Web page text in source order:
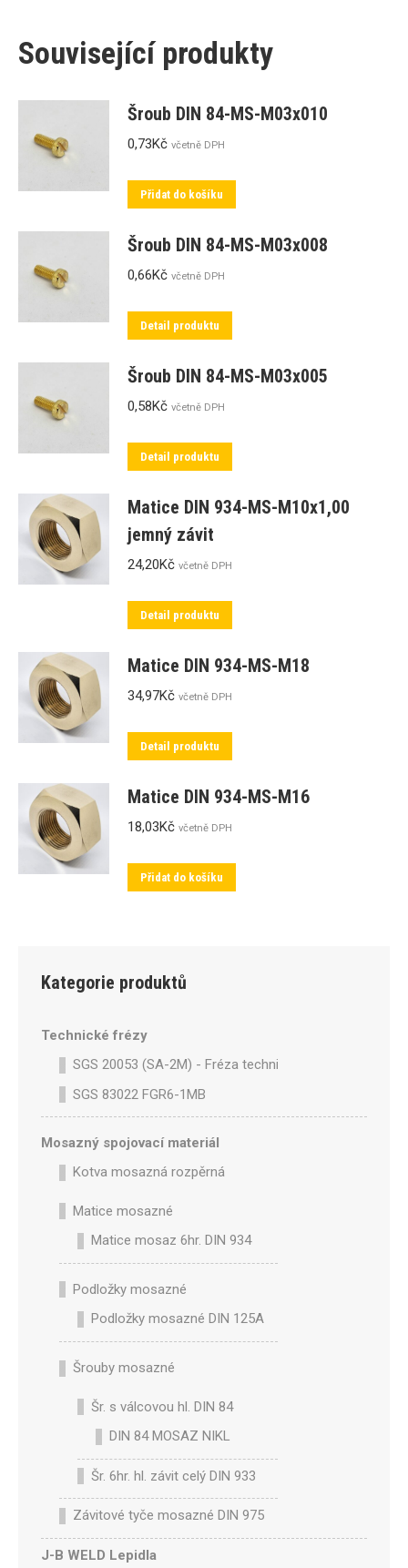
Související produkty
Šroub DIN 84-MS-M03x010
0,73Kč včetně DPH
Přidat do košíku
Šroub DIN 84-MS-M03x008
0,66Kč včetně DPH
Detail produktu
Šroub DIN 84-MS-M03x005
0,58Kč včetně DPH
Detail produktu
Matice DIN 934-MS-M10x1,00
jemný závit
24,20Kč včetně DPH
Detail produktu
Matice DIN 934-MS-M18
34,97Kč včetně DPH
Detail produktu
Matice DIN 934-MS-M16
18,03Kč včetně DPH
Přidat do košíku
Kategorie produktů
Technické frézy
SGS 20053 (SA-2M) - Fréza technická SA-2M válcová
SGS 83022 FGR6-1MB
Mosazný spojovací materiál
Kotva mosazná rozpěrná
Matice mosazné
Matice mosaz 6hr. DIN 934
Podložky mosazné
Podložky mosazné DIN 125A
Šrouby mosazné
Šr. s válcovou hl. DIN 84
DIN 84 MOSAZ NIKL
Šr. 6hr. hl. závit celý DIN 933
Závitové tyče mosazné DIN 975
J-B WELD Lepidla